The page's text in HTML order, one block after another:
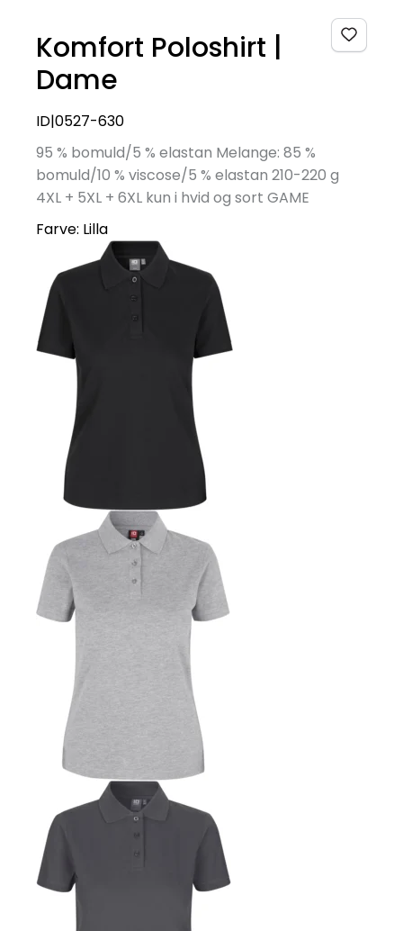
Komfort Poloshirt |
Dame
ID|0527-630
95 % bomuld/5 % elastan Melange: 85 %
bomuld/10 % viscose/5 % elastan 210-220 g
4XL + 5XL + 6XL kun i hvid og sort GAME
Farve: Lilla